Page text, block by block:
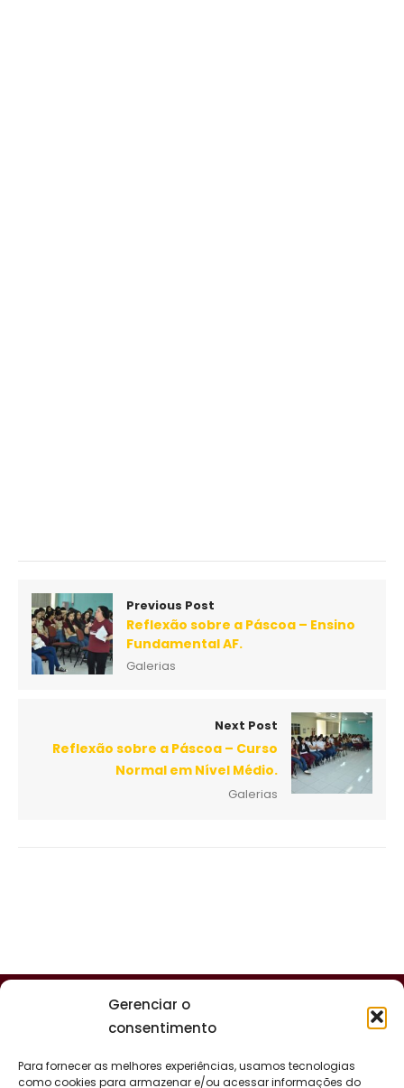
Gerenciar o
consentimento
Para fornecer as melhores experiências, usamos tecnologias
como cookies para armazenar e/ou acessar informações do
Previous Post
Reflexão sobre a Páscoa – Ensino
Fundamental AF.
Galerias
Next Post
Reflexão sobre a Páscoa – Curso
Normal em Nível Médio.
Galerias